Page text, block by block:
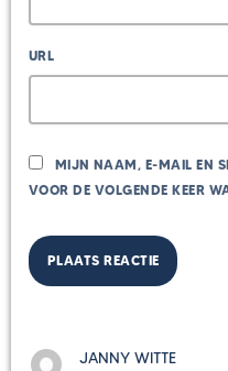
URL
MIJN NAAM, E-MAIL EN
VOOR DE VOLGENDE KEER
JANNY WITTE